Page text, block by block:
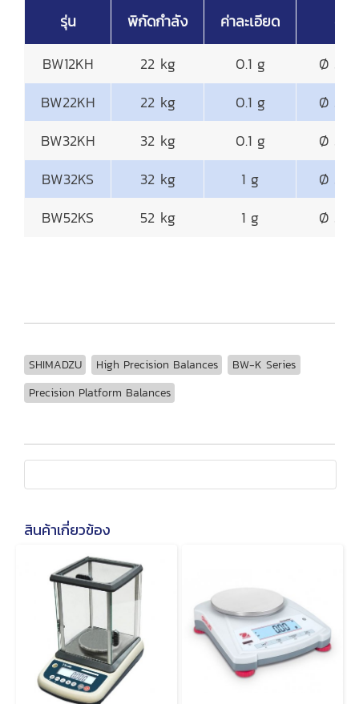
รุ่น พิกัดกำลัง ค่าละเอียด
BW12KH
22 kg 0.1 g
Ø
BW22KH
22 kg 0.1 g
Ø
BW32KH
32 kg 0.1 g
Ø
BW32KS
32 kg 1 g
Ø
BW52KS
52 kg 1 g Ø
SHIMADZU High Precision Balances
BW-K Series
Precision Platform Balances
สินค้าเกี่ยวข้อง